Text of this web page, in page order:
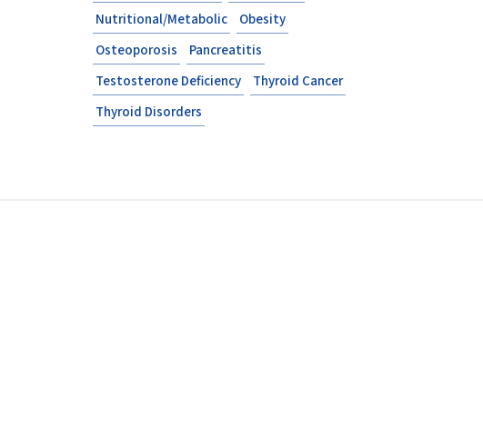
Nutritional/Metabolic
Obesity
Osteoporosis
Pancreatitis
Testosterone Deficiency
Thyroid Cancer
Thyroid Disorders